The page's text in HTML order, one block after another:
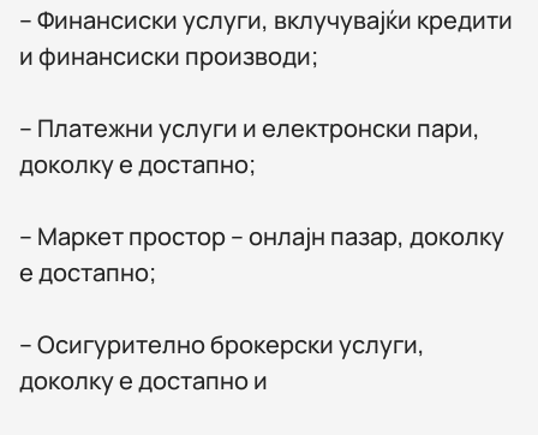
– Финансиски услуги, вклучувајќи кредити
и финансиски производи;
– Платежни услуги и електронски пари,
доколку е достапно;
– Маркет простор – онлајн пазар, доколку
е достапно;
– Осигурително брокерски услуги,
доколку е достапно и